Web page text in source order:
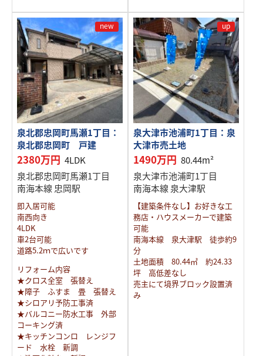
new
泉北郡忠岡町馬瀬1丁目：
泉北郡忠岡町 戸建
2380万円 4LDK
泉北郡忠岡町馬瀬1丁目
南海本線 忠岡駅
即入居可能
南西向き
4LDK
車2台可能
道路5.2ｍで広いです
リフォーム内容
★クロス全室 張替え
★障子 ふすま 畳 張替え
★シロアリ予防工事済
★バルコニー防水工事 外部
コーキング済
★キッチンコンロ レンジフ
ード 水栓 新調
up
泉大津市池浦町1丁目：泉
大津市売土地
1490万円 80.44m²
泉大津市池浦町1丁目
南海本線 泉大津駅
【建築条件なし】お好きな工
務店・ハウスメーカーで建築
可能
南海本線 泉大津駅 徒歩約9
分
土地面積 80.44㎡ 約24.33
坪 高低差なし
売主にて境界ブロック設置済
み